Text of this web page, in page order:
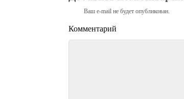
Ваш e-mail не будет опубликован.
Комментарий